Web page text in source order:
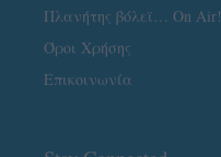
Πλανήτης βόλεϊ… On Air!
Όροι Χρήσης
Επικοινωνία